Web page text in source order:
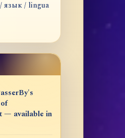
— available in